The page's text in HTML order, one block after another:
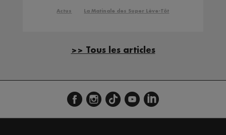
Actus La Matinale des Super Lève-Tôt
>> Tous les articles